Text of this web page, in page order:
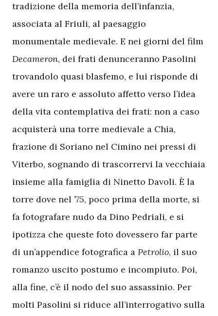
tradizione della memoria dell’infanzia,
associata al Friuli, al paesaggio
monumentale medievale. E nei giorni del film
Decameron, dei frati denunceranno Pasolini
trovandolo quasi blasfemo, e lui risponde di
avere un raro e assoluto affetto verso l’idea
della vita contemplativa dei frati: non a caso
acquisterà una torre medievale a Chia,
frazione di Soriano nel Cimino nei pressi di
Viterbo, sognando di trascorrervi la vecchiaia
insieme alla famiglia di Ninetto Davoli. È la
torre dove nel ’75, poco prima della morte, si
fa fotografare nudo da Dino Pedriali, e si
ipotizza che queste foto dovessero far parte
di un’appendice fotografica a Petrolio, il suo
romanzo uscito postumo e incompiuto. Poi,
alla fine, c’è il nodo del suo assassinio. Per
molti Pasolini si riduce all’interrogativo sulla